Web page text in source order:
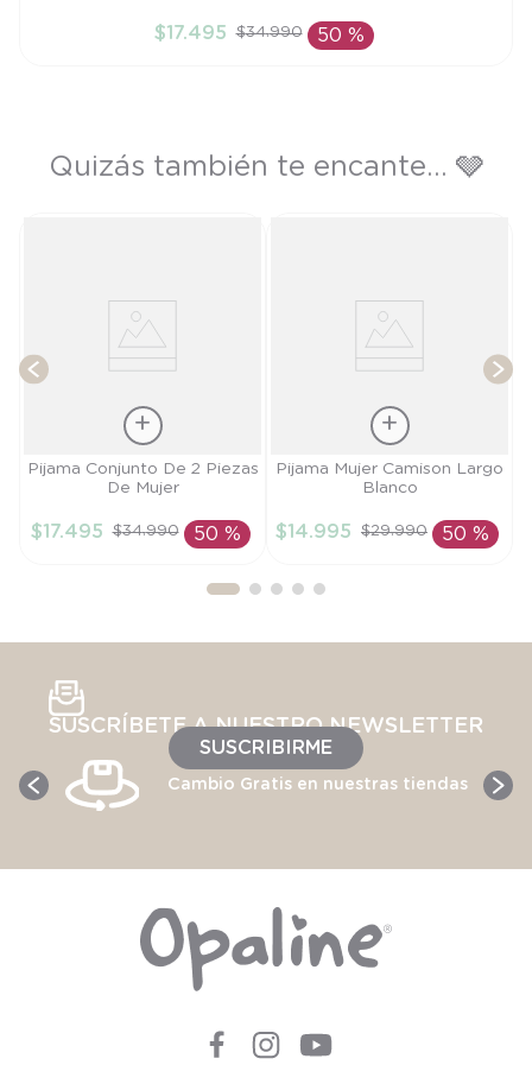
AÑADIR AL CARRITO
$17.495 $34.990 50 %
Quizás también te encante... 🩶
Talla
AÑADIR AL
Pijama Conjunto De 2 Piezas
De Mujer
$17.495 $34.990 50 %
Talla
AÑADIR AL
Pijama Mujer Camison Largo
Blanco
$14.995 $29.990 50 %
SUSCRÍBETE A NUESTRO NEWSLETTER
SUSCRIBIRME
Cambio Gratis en nuestras tiendas